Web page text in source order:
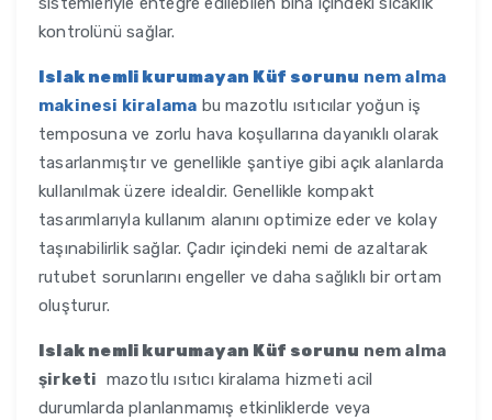
kontrolünü sağlar.
Islak nemli kurumayan Küf sorunu nem alma
makinesi kiralama bu mazotlu ısıtıcılar yoğun iş
temposuna ve zorlu hava koşullarına dayanıklı olarak
tasarlanmıştır ve genellikle şantiye gibi açık alanlarda
kullanılmak üzere idealdir. Genellikle kompakt
tasarımlarıyla kullanım alanını optimize eder ve kolay
taşınabilirlik sağlar. Çadır içindeki nemi de azaltarak
rutubet sorunlarını engeller ve daha sağlıklı bir ortam
oluşturur.
Islak nemli kurumayan Küf sorunu nem alma
şirketi mazotlu ısıtıcı kiralama hizmeti acil
durumlarda planlanmamış etkinliklerde veya